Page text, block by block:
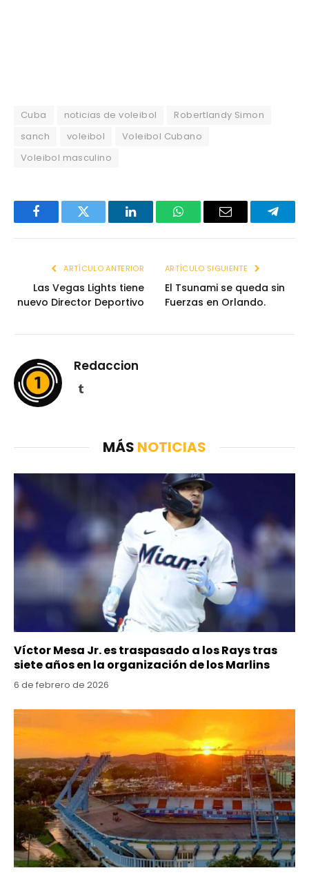
Cuba noticias de voleibol
Robertlandy Simon
sanch
voleibol
Voleibol Cubano
Voleibol masculino
FacebookTwitter LinkedInWhatsAppEmail
ARTÍCULO ANTERIOR
Las Vegas Lights tiene
nuevo Director Deportivo
ARTÍCULO SIGUIENTE
El Tsunami se queda sin
Fuerzas en Orlando.
Redaccion
Tumblr
MÁS NOTICIAS
Víctor Mesa Jr. es traspasado a los Rays tras
siete años en la organización de los Marlins
6 de febrero de 2026